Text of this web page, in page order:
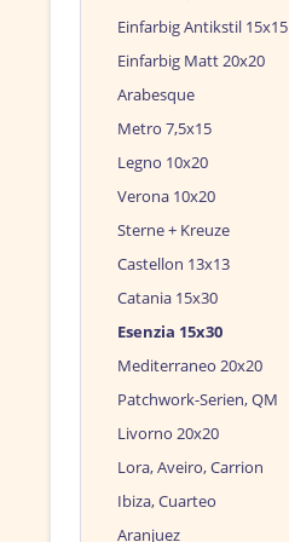
Einfarbig Antikstil 15x15
Einfarbig Matt 20x20
Arabesque
Metro 7,5x15
Legno 10x20
Verona 10x20
Sterne + Kreuze
Castellon 13x13
Catania 15x30
Esenzia 15x30
Mediterraneo 20x20
Patchwork-Serien, QM
Livorno 20x20
Lora, Aveiro, Carrion
Ibiza, Cuarteo
Aranjuez